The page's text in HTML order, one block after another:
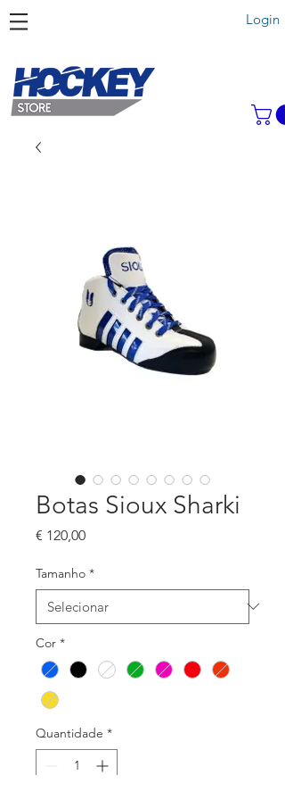
Login
Botas Sioux Sharki
€ 120,00Preço
Tamanho *
Cor *
Quantidade *